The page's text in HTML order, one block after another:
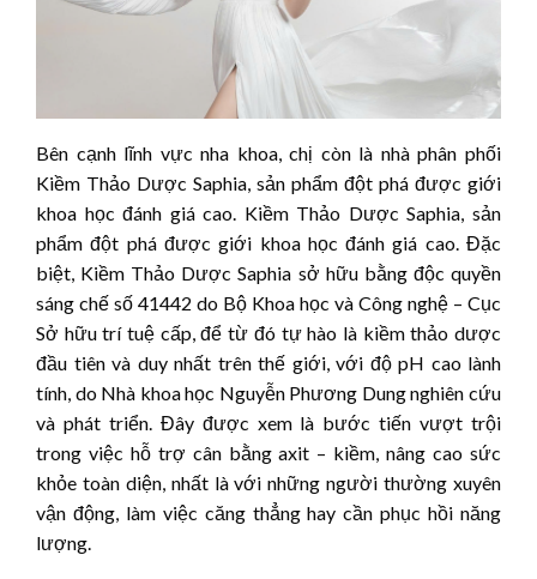
Bên cạnh lĩnh vực nha khoa, chị còn là nhà phân phối
Kiềm Thảo Dược Saphia, sản phẩm đột phá được giới
khoa học đánh giá cao. Kiềm Thảo Dược Saphia, sản
phẩm đột phá được giới khoa học đánh giá cao. Đặc
biệt, Kiềm Thảo Dược Saphia sở hữu bằng độc quyền
sáng chế số 41442 do Bộ Khoa học và Công nghệ – Cục
Sở hữu trí tuệ cấp, để từ đó tự hào là kiềm thảo dược
đầu tiên và duy nhất trên thế giới, với độ pH cao lành
tính, do Nhà khoa học Nguyễn Phương Dung nghiên cứu
và phát triển. Đây được xem là bước tiến vượt trội
trong việc hỗ trợ cân bằng axit – kiềm, nâng cao sức
khỏe toàn diện, nhất là với những người thường xuyên
vận động, làm việc căng thẳng hay cần phục hồi năng
lượng.